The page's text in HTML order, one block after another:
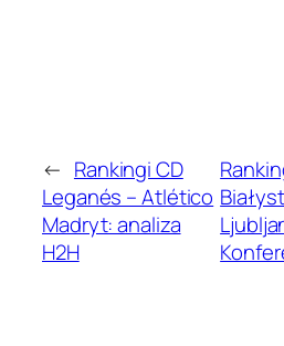
← Rankingi CD
Leganés – Atlético
Madryt: analiza
H2H